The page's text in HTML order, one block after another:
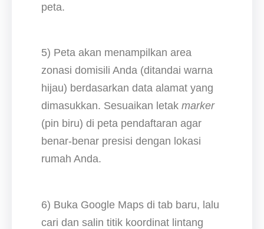
peta.
5) Peta akan menampilkan area
zonasi domisili Anda (ditandai warna
hijau) berdasarkan data alamat yang
dimasukkan. Sesuaikan letak marker
(pin biru) di peta pendaftaran agar
benar-benar presisi dengan lokasi
rumah Anda.
6) Buka Google Maps di tab baru, lalu
cari dan salin titik koordinat lintang